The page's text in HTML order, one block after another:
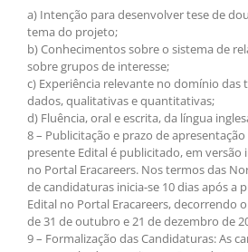
a) Intenção para desenvolver tese de
tema do projeto;
b) Conhecimentos sobre o sistema de
sobre grupos de interesse;
c) Experiência relevante no domínio das
dados, qualitativas e quantitativas;
d) Fluência, oral e escrita, da língua
8 – Publicitação e prazo de
presente Edital é publicitado, em versão
no Portal Eracareers. Nos termos das
de candidaturas inicia-se 10 dias após a
Edital no Portal Eracareers, decorrendo
de 31 de outubro e 21 de dezembro de
9 – Formalização das Candidaturas: As